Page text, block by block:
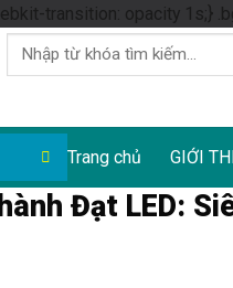
transition: opacity 1s;}
Tìm
kiếm:
Trang chủ GIỚI
Đạt LED: